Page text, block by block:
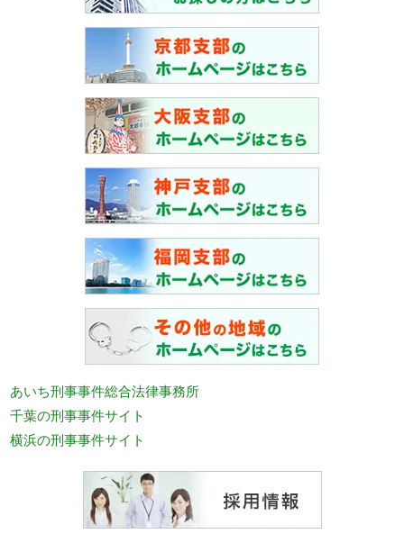
あいち刑事事件総合法律事務所
千葉の刑事事件サイト
横浜の刑事事件サイト